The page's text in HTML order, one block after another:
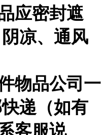
应密封遮
凉、通风
物品公司一
递（如有
客服说